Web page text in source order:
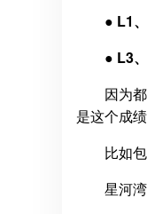
● L1
● L3
因为
是这个成
比如
星河